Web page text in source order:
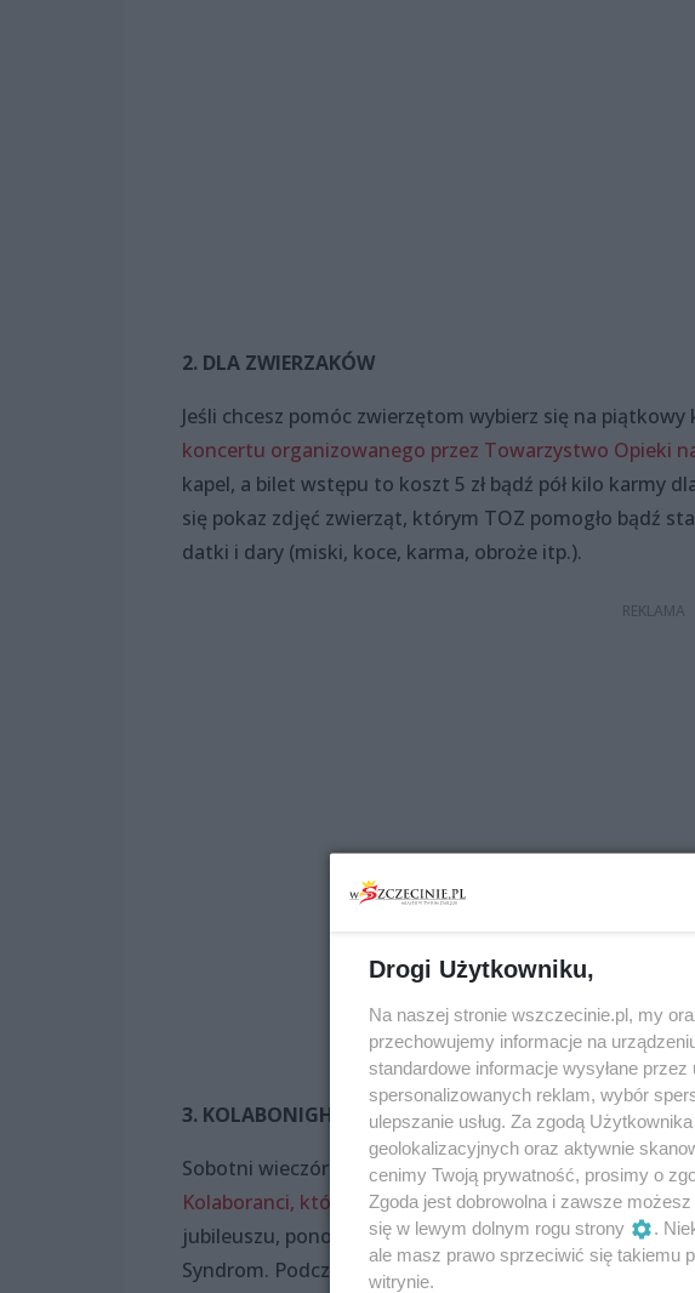
2. DLA ZWIERZAKÓW
Jeśli chcesz pomóc zwierzętom wybierz się na
koncertu organizowanego przez Towarzystwo Opieki
kapel, a bilet wstępu to koszt 5 zł bądź pół kilo karmy
się pokaz zdjęć zwierząt, którym TOZ pomogło bądź
datki i dary (miski, koce, karma, obroże itp.).
3. KOLABONIGHT
Sobotni wieczór to gratka dla fanów rocka. W
Kolaboranci, którzy będą obchodzić swoje 25-lecie.
jubileuszu, ponownie zorganizować koncert
Syndrom. Podczas tej imprezy będzie miała również
Drogi Użytkowniku,
Na naszej stronie wszczecinie.pl, my
przechowujemy informacje na
standardowe informacje wysyłane
spersonalizowanych reklam, wybór
ulepszanie usług. Za zgodą
geolokalizacyjnych oraz aktywnie
cenimy Twoją prywatność, prosimy o
Zgoda jest dobrowolna i zawsze
się w lewym dolnym rogu strony
.
ale masz prawo sprzeciwić się takiemu
witrynie.